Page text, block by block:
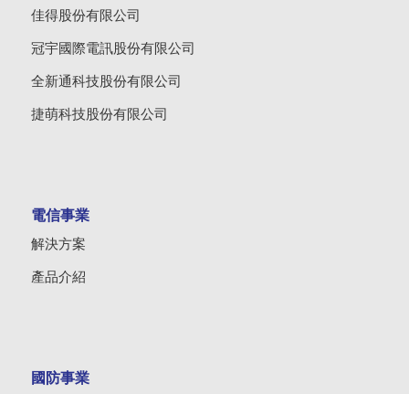
佳得股份有限公司
冠宇國際電訊股份有限公司
全新通科技股份有限公司
捷萌科技股份有限公司
電信事業
解決方案
產品介紹
國防事業